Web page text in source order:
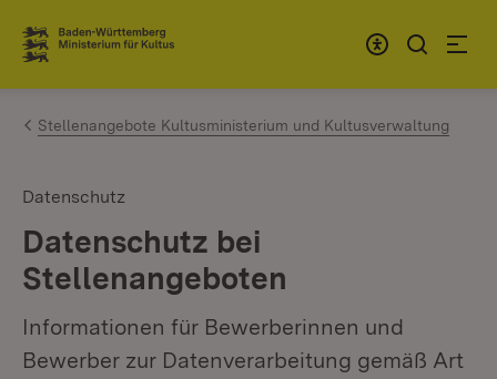
Zum Inhalt springen
Link zur Startseite
Stellenangebote Kultusministerium und Kultusverwaltung
Datenschutz
Datenschutz bei
Stellenangeboten
Informationen für Bewerberinnen und
Bewerber zur Datenverarbeitung gemäß Art